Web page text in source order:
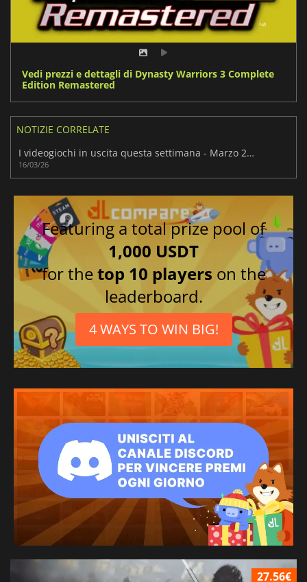
Vedi prezzi e dettagli di Dynasty Warriors 3 Complete
Edition Remastered
NOTIZIE CORRELATE
I videogiochi in uscita questa settimana - Marzo 2026 (Settimana 12)
16/03/26
Featuring a total prize pool of
1,000 USDT
for thetop 10 players on the
leaderboard.
4 WAYS TO WIN BIG!
27.56€